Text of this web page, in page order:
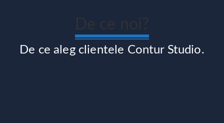
De ce aleg clientele Contur Studio.